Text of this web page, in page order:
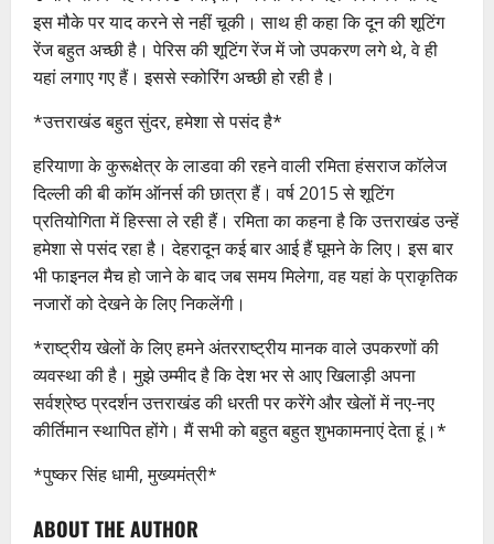
इस मौके पर याद करने से नहीं चूकी। साथ ही कहा कि दून की शूटिंग
रेंज बहुत अच्छी है। पेरिस की शूटिंग रेंज में जो उपकरण लगे थे, वे ही
यहां लगाए गए हैं। इससे स्कोरिंग अच्छी हो रही है।
*उत्तराखंड बहुत सुंदर, हमेशा से पसंद है*
हरियाणा के कुरूक्षेत्र के लाडवा की रहने वाली रमिता हंसराज काॅलेज
दिल्ली की बी काॅम ऑनर्स की छात्रा हैं। वर्ष 2015 से शूटिंग
प्रतियोगिता में हिस्सा ले रही हैं। रमिता का कहना है कि उत्तराखंड उन्हें
हमेशा से पसंद रहा है। देहरादून कई बार आई हैं घूमने के लिए। इस बार
भी फाइनल मैच हो जाने के बाद जब समय मिलेगा, वह यहां के प्राकृतिक
नजारों को देखने के लिए निकलेंगी।
*राष्ट्रीय खेलों के लिए हमने अंतरराष्ट्रीय मानक वाले उपकरणों की
व्यवस्था की है। मुझे उम्मीद है कि देश भर से आए खिलाड़ी अपना
सर्वश्रेष्ठ प्रदर्शन उत्तराखंड की धरती पर करेंगे और खेलों में नए-नए
कीर्तिमान स्थापित होंगे। मैं सभी को बहुत बहुत शुभकामनाएं देता हूं।*
*पुष्कर सिंह धामी, मुख्यमंत्री*
ABOUT THE AUTHOR